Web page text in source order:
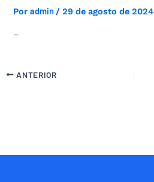
Poradmin /29 de agosto de 2024
–
ANTERIOR